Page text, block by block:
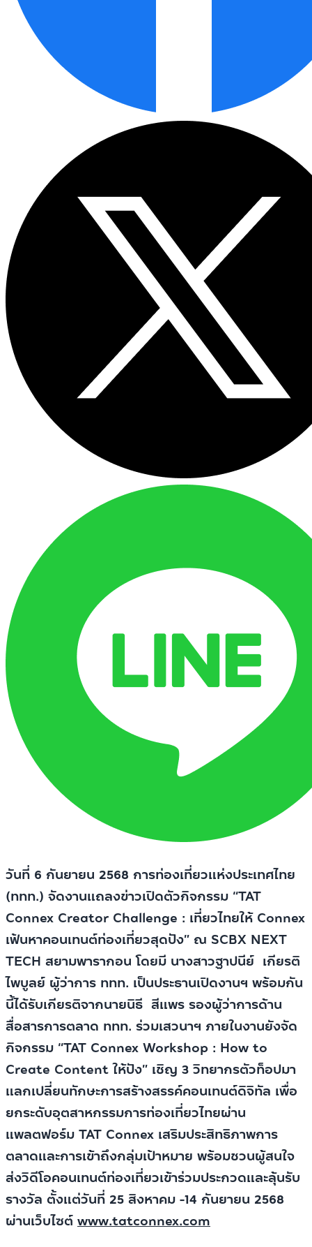
วันที่ 6 กันยายน 2568 การท่องเที่ยวแห่งประเทศไทย
(ททท.) จัดงานแถลงข่าวเปิดตัวกิจกรรม “TAT
Connex Creator Challenge : เที่ยวไทยให้ Connex
เฟ้นหาคอนเทนต์ท่องเที่ยวสุดปัง” ณ SCBX NEXT
TECH สยามพารากอน โดยมี นางสาวฐาปนีย์ เกียรติ
ไพบูลย์ ผู้ว่าการ ททท. เป็นประธานเปิดงานฯ พร้อมกัน
นี้ได้รับเกียรติจากนายนิธี สีแพร รองผู้ว่าการด้าน
สื่อสารการตลาด ททท. ร่วมเสวนาฯ ภายในงานยังจัด
กิจกรรม “TAT Connex Workshop : How to
Create Content ให้ปัง” เชิญ 3 วิทยากรตัวท็อปมา
แลกเปลี่ยนทักษะการสร้างสรรค์คอนเทนต์ดิจิทัล เพื่อ
ยกระดับอุตสาหกรรมการท่องเที่ยวไทยผ่าน
แพลตฟอร์ม TAT Connex เสริมประสิทธิภาพการ
ตลาดและการเข้าถึงกลุ่มเป้าหมาย พร้อมชวนผู้สนใจ
ส่งวิดีโอคอนเทนต์ท่องเที่ยวเข้าร่วมประกวดและลุ้นรับ
รางวัล ตั้งแต่วันที่ 25 สิงหาคม -14 กันยายน 2568
ผ่านเว็บไซต์ www.tatconnex.com